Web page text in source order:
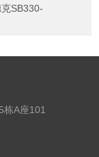
SB330-
栋A座101